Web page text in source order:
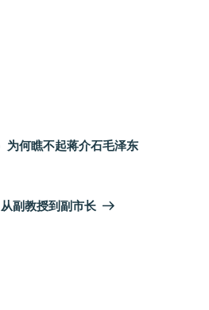
何瞧不起蒋介石毛泽东
副教授到副市长